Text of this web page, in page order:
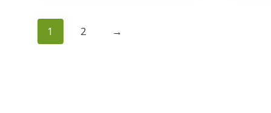
weist
mehrere
1 2 →